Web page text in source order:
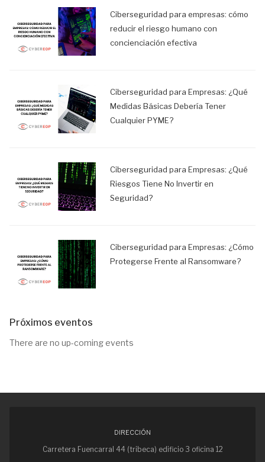
Ciberseguridad para empresas: cómo
reducir el riesgo humano con
concienciación efectiva
Ciberseguridad para Empresas: ¿Qué
Medidas Básicas Debería Tener
Cualquier PYME?
Ciberseguridad para Empresas: ¿Qué
Riesgos Tiene No Invertir en
Seguridad?
Ciberseguridad para Empresas: ¿Cómo
Protegerse Frente al Ransomware?
Próximos eventos
There are no up-coming events
DIRECCIÓN
Carretera Fuencarral 44 (tribeca) edificio 3 oficina 12